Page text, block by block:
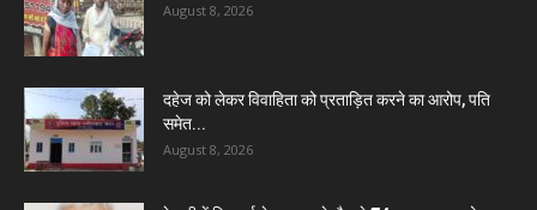
August 8, 2026
दहेज को लेकर विवाहिता को प्रताड़ित करने का आरोप, पति
समेत...
August 8, 2026